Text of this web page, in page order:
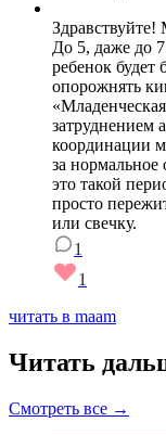
До 5, даже до 7
ребенок будет
опорожнять
затруднением
координации
за
это такой
просто
или свечку.
1
1
читать в maam
Читать
Смотреть все →